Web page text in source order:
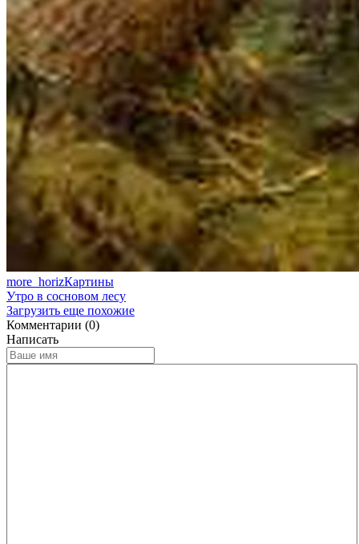
more_horizКартины
Утро в сосновом лесу
Загрузить еще похожие
Комментарии (0)
Написать